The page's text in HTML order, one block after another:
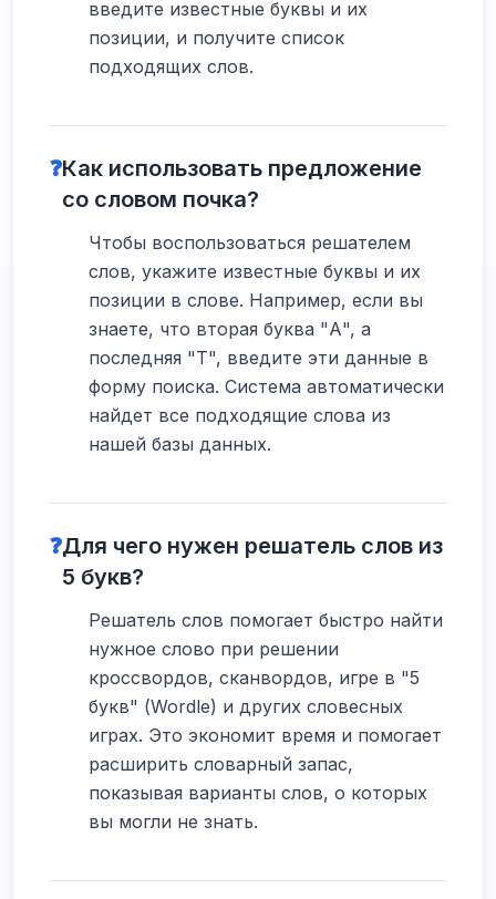
введите известные буквы и их
позиции, и получите список
подходящих слов.
❓Как использовать предложение
со словом почка?
Чтобы воспользоваться решателем
слов, укажите известные буквы и их
позиции в слове. Например, если вы
знаете, что вторая буква "А", а
последняя "Т", введите эти данные в
форму поиска. Система автоматически
найдет все подходящие слова из
нашей базы данных.
❓Для чего нужен решатель слов из
5 букв?
Решатель слов помогает быстро найти
нужное слово при решении
кроссвордов, сканвордов, игре в "5
букв" (Wordle) и других словесных
играх. Это экономит время и помогает
расширить словарный запас,
показывая варианты слов, о которых
вы могли не знать.